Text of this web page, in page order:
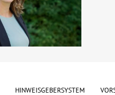
HINWEISGEBERSYSTEM